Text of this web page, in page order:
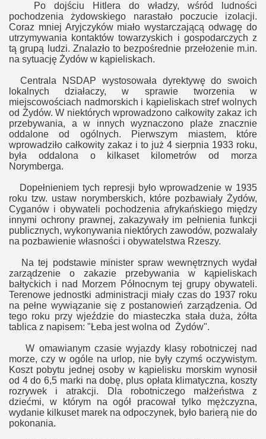
Po dojściu Hitlera do władzy, wśród ludności
pochodzenia żydowskiego narastało poczucie izolacji.
Coraz mniej Aryjczyków miało wystarczającą odwagę do
utrzymywania kontaktów towarzyskich i gospodarczych z
tą grupą ludzi. Znalazło to bezpośrednie przełożenie m.in.
na sytuację Żydów w kąpieliskach.
Centrala NSDAP wystosowała dyrektywę do swoich
lokalnych działaczy, w sprawie tworzenia w
miejscowościach nadmorskich i kąpieliskach stref wolnych
od Żydów. W niektórych wprowadzono całkowity zakaz ich
przebywania, a w innych wyznaczono plaże znacznie
oddalone od ogólnych. Pierwszym miastem, które
wprowadziło całkowity zakaz i to już 4 sierpnia 1933 roku,
była oddalona o kilkaset kilometrów od morza
Norymberga.
Dopełnieniem tych represji było wprowadzenie w 1935
roku tzw. ustaw norymberskich, które pozbawiały Żydów,
Cyganów i obywateli pochodzenia afrykańskiego między
innymi ochrony prawnej, zakazywały im pełnienia funkcji
publicznych, wykonywania niektórych zawodów, pozwalały
na pozbawienie własności i obywatelstwa Rzeszy.
Na tej podstawie minister spraw wewnętrznych wydał
zarządzenie o zakazie przebywania w kąpieliskach
bałtyckich i nad Morzem Północnym tej grupy obywateli.
Terenowe jednostki administracji miały czas do 1937 roku
na pełne wywiązanie się z postanowień zarządzenia. Od
tego roku przy wjeździe do miasteczka stała duża, żółta
tablica z napisem: "Łeba jest wolna od Żydów".
W omawianym czasie wyjazdy klasy robotniczej nad
morze, czy w ogóle na urlop, nie były czymś oczywistym.
Koszt pobytu jednej osoby w kąpielisku morskim wynosił
od 4 do 6,5 marki na dobę, plus opłata klimatyczna, koszty
rozrywek i atrakcji. Dla robotniczego małżeństwa z
dziećmi, w którym na ogół pracował tylko mężczyzna,
wydanie kilkuset marek na odpoczynek, było barierą nie do
pokonania.